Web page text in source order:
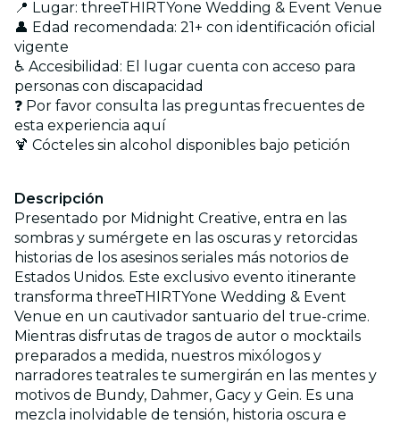
📍 Lugar: threeTHIRTYone Wedding & Event Venue
👤 Edad recomendada: 21+ con identificación oficial
vigente
♿ Accesibilidad: El lugar cuenta con acceso para
personas con discapacidad
❓ Por favor consulta las preguntas frecuentes de
esta experiencia aquí
🍹 Cócteles sin alcohol disponibles bajo petición
Descripción
Presentado por Midnight Creative, entra en las
sombras y sumérgete en las oscuras y retorcidas
historias de los asesinos seriales más notorios de
Estados Unidos. Este exclusivo evento itinerante
transforma threeTHIRTYone Wedding & Event
Venue en un cautivador santuario del true-crime.
Mientras disfrutas de tragos de autor o mocktails
preparados a medida, nuestros mixólogos y
narradores teatrales te sumergirán en las mentes y
motivos de Bundy, Dahmer, Gacy y Gein. Es una
mezcla inolvidable de tensión, historia oscura e